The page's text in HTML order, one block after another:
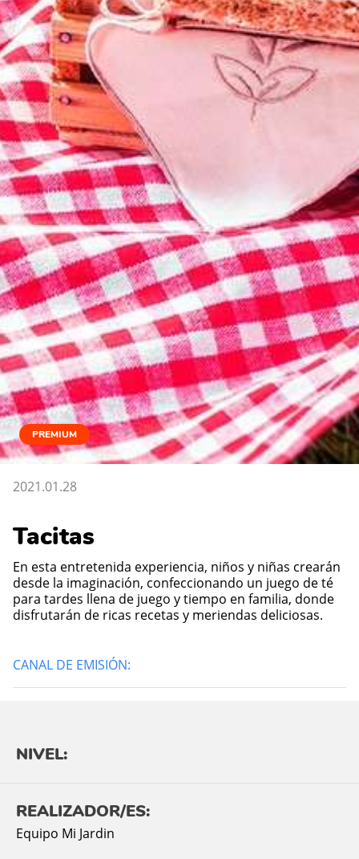
PREMIUM
2021.01.28
Tacitas
En esta entretenida experiencia, niños y niñas crearán
desde la imaginación, confeccionando un juego de té
para tardes llena de juego y tiempo en familia, donde
disfrutarán de ricas recetas y meriendas deliciosas.
CANAL DE EMISIÓN:
NIVEL:
REALIZADOR/ES:
Equipo Mi Jardin